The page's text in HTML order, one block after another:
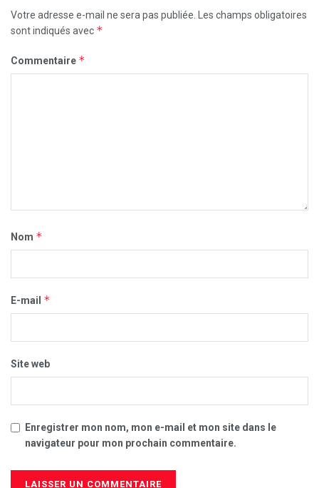
Votre adresse e-mail ne sera pas publiée.
Les champs obligatoires
sont indiqués avec *
Commentaire *
Nom *
E-mail *
Site web
Enregistrer mon nom, mon e-mail et mon site dans le
navigateur pour mon prochain commentaire.